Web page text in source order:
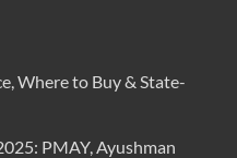
Where to Buy & State-
PMAY, Ayushman